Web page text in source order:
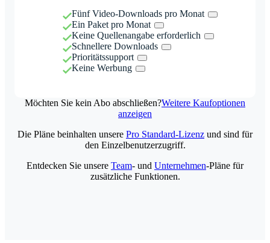
Fünf Video-Downloads pro Monat
Ein Paket pro Monat
Keine Quellenangabe erforderlich
Schnellere Downloads
Prioritätssupport
Keine Werbung
Möchten Sie kein Abo abschließen?Weitere Kaufoptionen
anzeigen
Die Pläne beinhalten unsere Pro Standard-Lizenz und sind für
den Einzelbenutzerzugriff.
Entdecken Sie unsere Team- und Unternehmen-Pläne für
zusätzliche Funktionen.